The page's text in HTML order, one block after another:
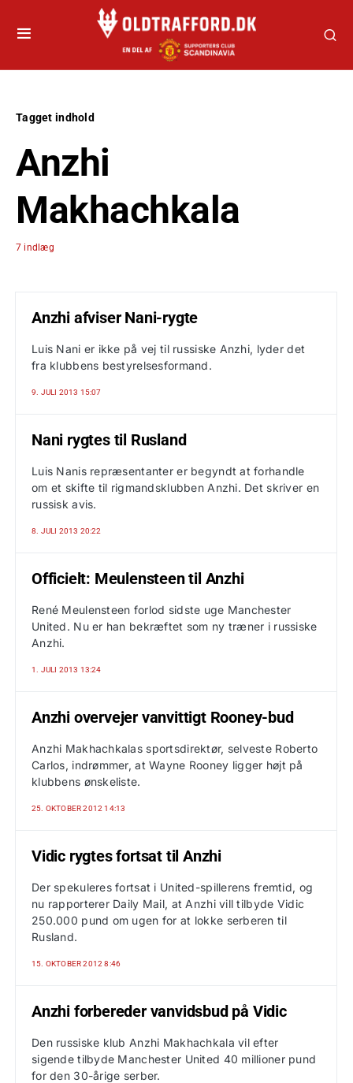
Tagget indhold
Anzhi
Makhachkala
7 indlæg
Anzhi afviser Nani-rygte
Luis Nani er ikke på vej til russiske Anzhi, lyder det
fra klubbens bestyrelsesformand.
9. JULI 2013 15:07
Nani rygtes til Rusland
Luis Nanis repræsentanter er begyndt at forhandle
om et skifte til rigmandsklubben Anzhi. Det skriver en
russisk avis.
8. JULI 2013 20:22
Officielt: Meulensteen til Anzhi
René Meulensteen forlod sidste uge Manchester
United. Nu er han bekræftet som ny træner i russiske
Anzhi.
1. JULI 2013 13:24
Anzhi overvejer vanvittigt Rooney-bud
Anzhi Makhachkalas sportsdirektør, selveste Roberto
Carlos, indrømmer, at Wayne Rooney ligger højt på
klubbens ønskeliste.
25. OKTOBER 2012 14:13
Vidic rygtes fortsat til Anzhi
Der spekuleres fortsat i United-spillerens fremtid, og
nu rapporterer Daily Mail, at Anzhi vill tilbyde Vidic
250.000 pund om ugen for at lokke serberen til
Rusland.
15. OKTOBER 2012 8:46
Anzhi forbereder vanvidsbud på Vidic
Den russiske klub Anzhi Makhachkala vil efter
sigende tilbyde Manchester United 40 millioner pund
for den 30-årige serber.